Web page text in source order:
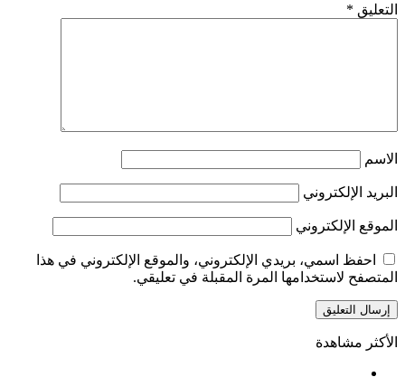
التعليق *
الاسم
البريد الإلكتروني
الموقع الإلكتروني
احفظ اسمي، بريدي الإلكتروني، والموقع الإلكتروني في هذا
المتصفح لاستخدامها المرة المقبلة في تعليقي.
الأكثر مشاهدة